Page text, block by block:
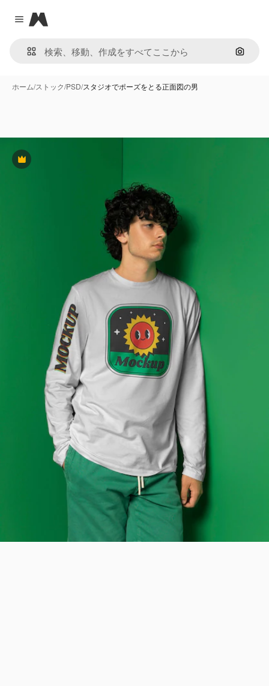
Close menu
Magnific
画像で
ホーム/ストック/PSD/スタジオでポーズをとる正面図の男
Premium